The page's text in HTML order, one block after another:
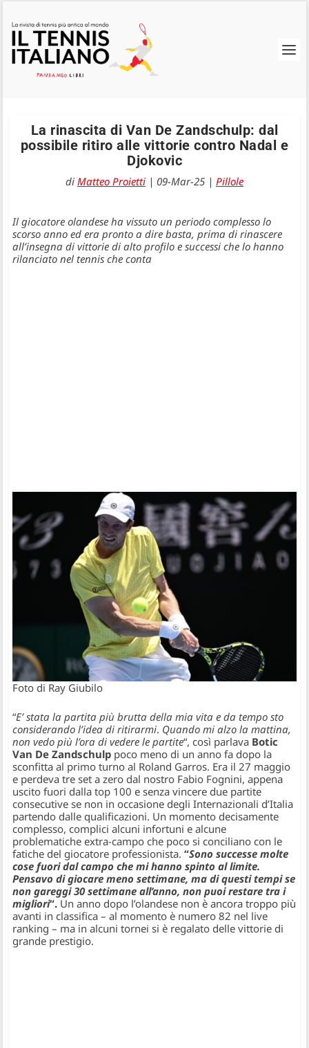
La rinascita di Van De Zandschulp: dal
possibile ritiro alle vittorie contro Nadal e
Djokovic
di Matteo Proietti | 09-Mar-25 | Pillole
Il giocatore olandese ha vissuto un periodo complesso lo
scorso anno ed era pronto a dire basta, prima di rinascere
all’insegna di vittorie di alto profilo e successi che lo hanno
rilanciato nel tennis che conta
Foto di Ray Giubilo
“E’ stata la partita più brutta della mia vita e da tempo sto
considerando l’idea di ritirarmi. Quando mi alzo la mattina,
non vedo più l’ora di vedere le partite“, così parlava Botic
Van De Zandschulp poco meno di un anno fa dopo la
sconfitta al primo turno al Roland Garros. Era il 27 maggio
e perdeva tre set a zero dal nostro Fabio Fognini, appena
uscito fuori dalla top 100 e senza vincere due partite
consecutive se non in occasione degli Internazionali d’Italia
partendo dalle qualificazioni. Un momento decisamente
complesso, complici alcuni infortuni e alcune
problematiche extra-campo che poco si conciliano con le
fatiche del giocatore professionista.“Sono successe molte
cose fuori dal campo che mi hanno spinto al limite.
Pensavo di giocare meno settimane, ma di questi tempi se
non gareggi 30 settimane all’anno, non puoi restare tra i
migliori“. Un anno dopo l’olandese non è ancora troppo più
avanti in classifica – al momento è numero 82 nel live
ranking – ma in alcuni tornei si è regalato delle vittorie di
grande prestigio.